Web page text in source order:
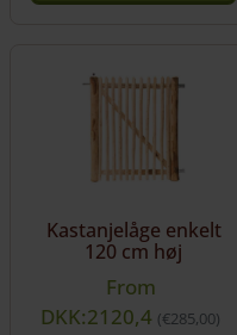
Mulighederne
varesiden
Kastanjelåge enkelt
120 cm høj
From
DKK:2120,4 €285,00